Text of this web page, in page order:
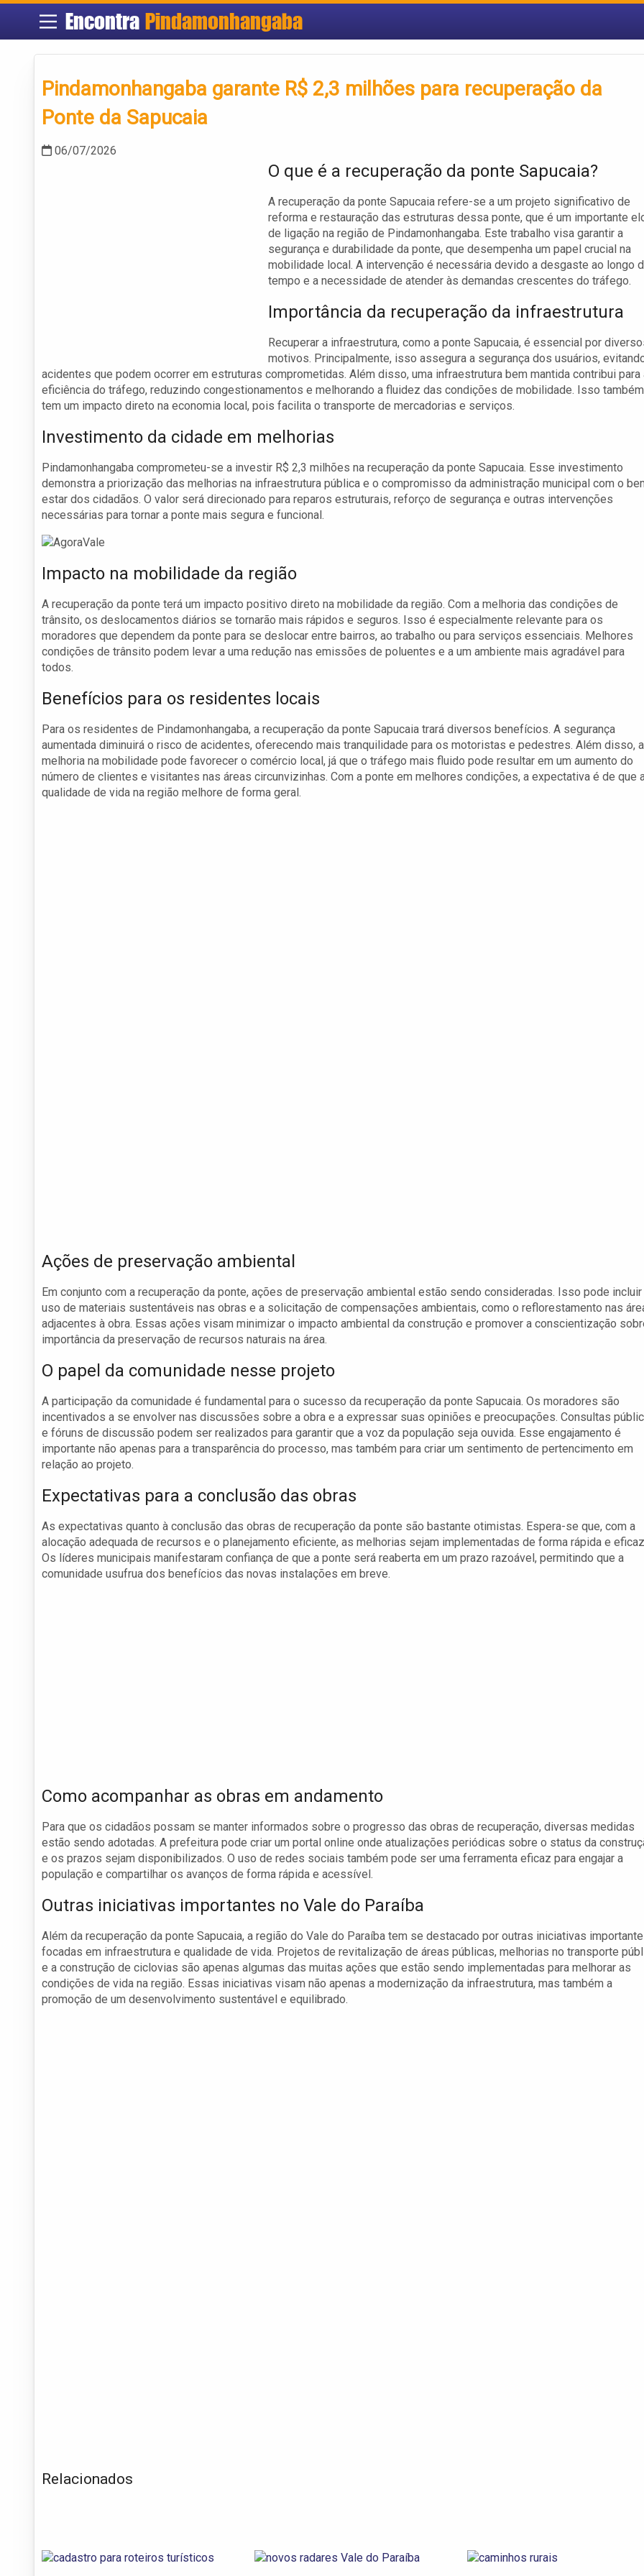
Encontra Pindamonhangaba
Pindamonhangaba garante R$ 2,3 milhões para recuperação da
Ponte da Sapucaia
06/07/2026
O que é a recuperação da ponte Sapucaia?
A recuperação da ponte Sapucaia refere-se a um projeto significativo de
reforma e restauração das estruturas dessa ponte, que é um importante
de ligação na região de Pindamonhangaba. Este trabalho visa garantir a
segurança e durabilidade da ponte, que desempenha um papel crucial na
mobilidade local. A intervenção é necessária devido a desgaste ao longo
tempo e a necessidade de atender às demandas crescentes do tráfego.
Importância da recuperação da infraestrutura
Recuperar a infraestrutura, como a ponte Sapucaia, é essencial por
motivos. Principalmente, isso assegura a segurança dos usuários,
acidentes que podem ocorrer em estruturas comprometidas. Além disso, uma infraestrutura bem mantida contribui para
eficiência do tráfego, reduzindo congestionamentos e melhorando a fluidez das condições de mobilidade. Isso também
tem um impacto direto na economia local, pois facilita o transporte de mercadorias e serviços.
Investimento da cidade em melhorias
Pindamonhangaba comprometeu-se a investir R$ 2,3 milhões na recuperação da ponte Sapucaia. Esse investimento
demonstra a priorização das melhorias na infraestrutura pública e o compromisso da administração municipal com o
estar dos cidadãos. O valor será direcionado para reparos estruturais, reforço de segurança e outras intervenções
necessárias para tornar a ponte mais segura e funcional.
Impacto na mobilidade da região
A recuperação da ponte terá um impacto positivo direto na mobilidade da região. Com a melhoria das condições de
trânsito, os deslocamentos diários se tornarão mais rápidos e seguros. Isso é especialmente relevante para os
moradores que dependem da ponte para se deslocar entre bairros, ao trabalho ou para serviços essenciais. Melhores
condições de trânsito podem levar a uma redução nas emissões de poluentes e a um ambiente mais agradável para
todos.
Benefícios para os residentes locais
Para os residentes de Pindamonhangaba, a recuperação da ponte Sapucaia trará diversos benefícios. A segurança
aumentada diminuirá o risco de acidentes, oferecendo mais tranquilidade para os motoristas e pedestres. Além disso, a
melhoria na mobilidade pode favorecer o comércio local, já que o tráfego mais fluido pode resultar em um aumento do
número de clientes e visitantes nas áreas circunvizinhas. Com a ponte em melhores condições, a expectativa é de que
qualidade de vida na região melhore de forma geral.
Ações de preservação ambiental
Em conjunto com a recuperação da ponte, ações de preservação ambiental estão sendo consideradas. Isso pode
uso de materiais sustentáveis nas obras e a solicitação de compensações ambientais, como o reflorestamento nas
adjacentes à obra. Essas ações visam minimizar o impacto ambiental da construção e promover a conscientização
importância da preservação de recursos naturais na área.
O papel da comunidade nesse projeto
A participação da comunidade é fundamental para o sucesso da recuperação da ponte Sapucaia. Os moradores são
incentivados a se envolver nas discussões sobre a obra e a expressar suas opiniões e preocupações. Consultas
e fóruns de discussão podem ser realizados para garantir que a voz da população seja ouvida. Esse engajamento é
importante não apenas para a transparência do processo, mas também para criar um sentimento de pertencimento em
relação ao projeto.
Expectativas para a conclusão das obras
As expectativas quanto à conclusão das obras de recuperação da ponte são bastante otimistas. Espera-se que, com a
alocação adequada de recursos e o planejamento eficiente, as melhorias sejam implementadas de forma rápida e
Os líderes municipais manifestaram confiança de que a ponte será reaberta em um prazo razoável, permitindo que a
comunidade usufrua dos benefícios das novas instalações em breve.
Como acompanhar as obras em andamento
Para que os cidadãos possam se manter informados sobre o progresso das obras de recuperação, diversas medidas
estão sendo adotadas. A prefeitura pode criar um portal online onde atualizações periódicas sobre o status da
e os prazos sejam disponibilizados. O uso de redes sociais também pode ser uma ferramenta eficaz para engajar a
população e compartilhar os avanços de forma rápida e acessível.
Outras iniciativas importantes no Vale do Paraíba
Além da recuperação da ponte Sapucaia, a região do Vale do Paraíba tem se destacado por outras iniciativas
focadas em infraestrutura e qualidade de vida. Projetos de revitalização de áreas públicas, melhorias no transporte
e a construção de ciclovias são apenas algumas das muitas ações que estão sendo implementadas para melhorar as
condições de vida na região. Essas iniciativas visam não apenas a modernização da infraestrutura, mas também a
promoção de um desenvolvimento sustentável e equilibrado.
Relacionados